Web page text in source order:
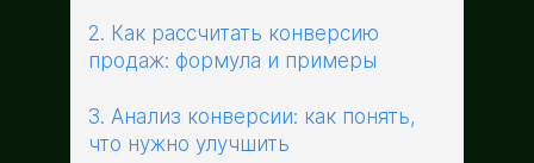
2. Как рассчитать конверсию
продаж: формула и примеры
3. Анализ конверсии: как понять,
что нужно улучшить